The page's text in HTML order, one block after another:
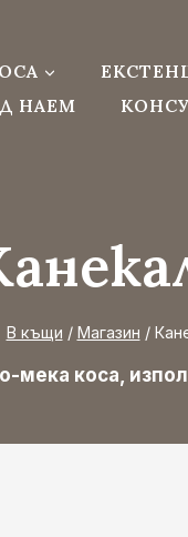
НАЕМ
В къщи / Магазин /
мека коса,